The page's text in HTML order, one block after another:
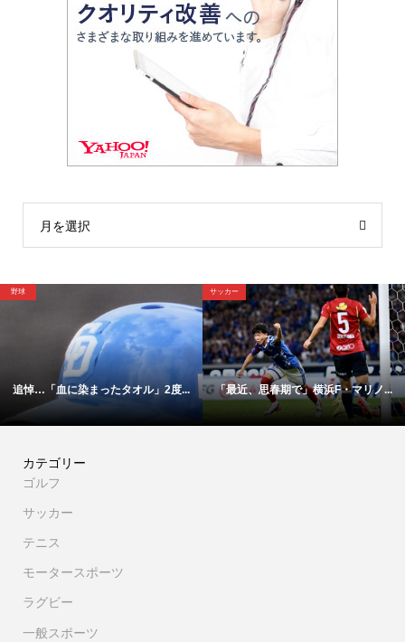
月を選択
「最近、思春期で」横浜F・マリノ...
サッカー
【映像】これが横浜Ｆ・マリノス
カテゴリー
ゴルフ
サッカー
テニス
モータースポーツ
ラグビー
一般スポーツ